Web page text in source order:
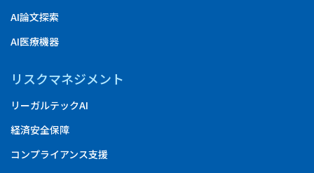
AI論文探索
AI医療機器
リスクマネジメント
リーガルテックAI
経済安全保障
コンプライアンス支援